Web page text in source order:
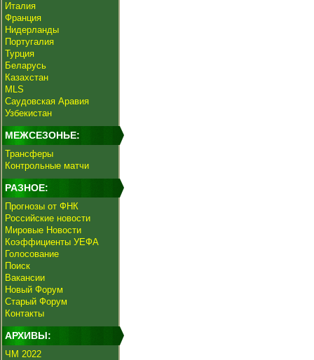
Италия
Франция
Нидерланды
Португалия
Турция
Беларусь
Казахстан
MLS
Саудовская Аравия
Узбекистан
МЕЖСЕЗОНЬЕ:
Трансферы
Контрольные матчи
РАЗНОЕ:
Прогнозы от ФНК
Российские новости
Мировые Новости
Коэффициенты УЕФА
Голосование
Поиск
Вакансии
Новый Форум
Старый Форум
Контакты
АРХИВЫ:
ЧМ 2022